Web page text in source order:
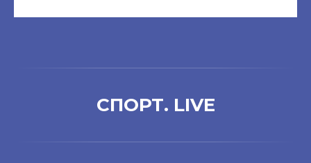
СПОРТ. LIVE